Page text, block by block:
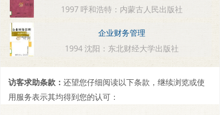
1997 呼和浩特：内蒙古人民出版社
企业财务管理
1994 沈阳：东北财经大学出版社
访客求助条款： 还望您仔细阅读以下条款，继续浏览或使
用服务表示其均得到您的认可：